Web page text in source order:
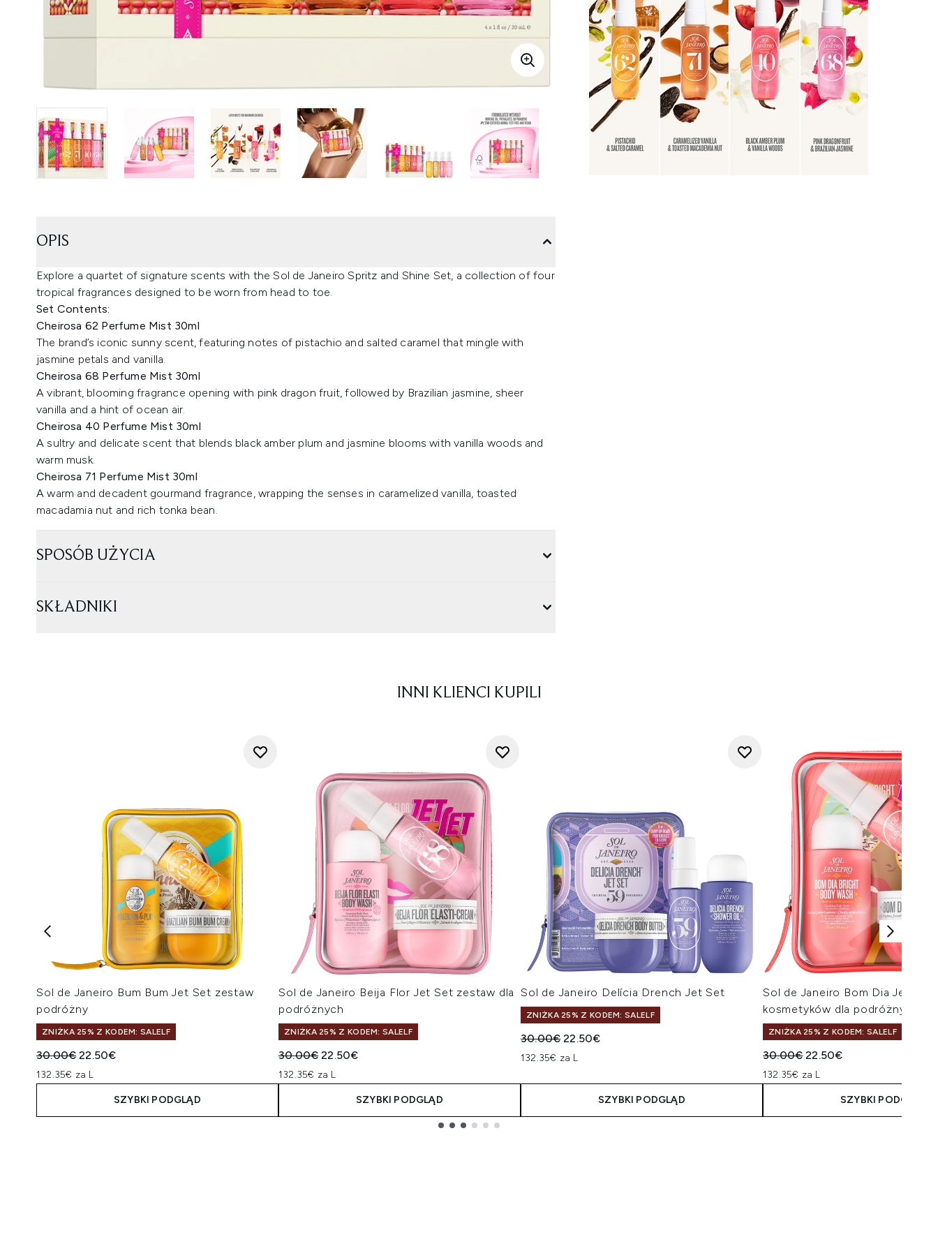
OPIS
Explore a quartet of signature scents with the Sol de Janeiro Spritz and Shine Set, a collection of four
tropical fragrances designed to be worn from head to toe.
Set Contents:
Cheirosa 62 Perfume Mist 30ml
The brand’s iconic sunny scent, featuring notes of pistachio and salted caramel that mingle with
jasmine petals and vanilla.
Cheirosa 68 Perfume Mist 30ml
A vibrant, blooming fragrance opening with pink dragon fruit, followed by Brazilian jasmine, sheer
vanilla and a hint of ocean air.
Cheirosa 40 Perfume Mist 30ml
A sultry and delicate scent that blends black amber plum and jasmine blooms with vanilla woods and
warm musk.
Cheirosa 71 Perfume Mist 30ml
A warm and decadent gourmand fragrance, wrapping the senses in caramelized vanilla, toasted
macadamia nut and rich tonka bean.
SPOSÓB UŻYCIA
SKŁADNIKI
INNI KLIENCI KUPILI
Sol de Janeiro Bum Bum Jet Set zestaw
podróżny
ZNIŻKA 25% Z KODEM: SALELF
Sugerowana cena detaliczna:
30.00€Aktualna cena:
22.50€
132.35€ za L
SZYBKI PODGLĄD
Sol de Janeiro Beija Flor Jet Set zestaw dla
podróżnych
ZNIŻKA 25% Z KODEM: SALELF
Sugerowana cena detaliczna:
30.00€Aktualna cena:
22.50€
132.35€ za L
SZYBKI PODGLĄD
Sol de Janeiro Delícia Drench Jet Set
ZNIŻKA 25% Z KODEM: SALELF
Sugerowana cena detaliczna:
30.00€Aktualna cena:
22.50€
132.35€ za L
SZYBKI PODGLĄD
Sol de Janeiro Bom Dia Jet Set
kosmetyków dla podróżnych
ZNIŻKA 25% Z KODEM: SALELF
Sugerowana cena detaliczna:
30.00€Aktualna cena:
22.50€
132.35€ za L
SZYBKI PODGLĄD